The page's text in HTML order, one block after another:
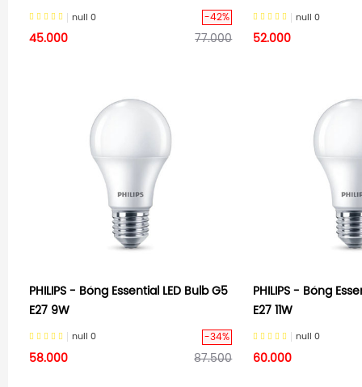
null 0 -42%
45.000 77.000
null 0
52.000
PHILIPS - Bóng Essential LED Bulb G5
E27 9W
null 0 -34%
58.000 87.500
PHILIPS - Bóng
E27 11W
null 0
60.000